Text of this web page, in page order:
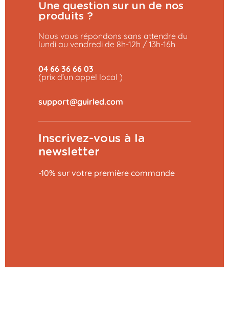
Une question sur un de nos
produits ?
Nous vous répondons sans attendre du
lundi au vendredi de 8h-12h / 13h-16h
04 66 36 66 03
(prix d’un appel local )
Inscrivez-vous à la
newsletter
-10% sur votre première commande